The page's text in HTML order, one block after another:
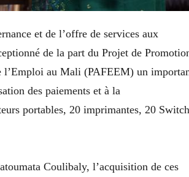
et de l’offre de services aux
de la part du Projet de
l’Emploi au Mali (PAFEEM) un
des paiements et à la
portables, 20 imprimantes, 20 Switch
Coulibaly, l’acquisition de ces